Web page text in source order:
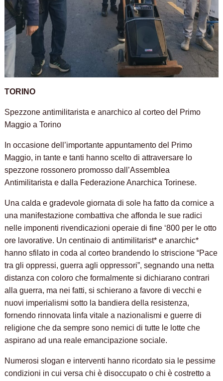
TORINO
Spezzone antimilitarista e anarchico al corteo del Primo
Maggio a Torino
In occasione dell’importante appuntamento del Primo
Maggio, in tante e tanti hanno scelto di attraversare lo
spezzone rossonero promosso dall’Assemblea
Antimilitarista e dalla Federazione Anarchica Torinese.
Una calda e gradevole giornata di sole ha fatto da cornice a
una manifestazione combattiva che affonda le sue radici
nelle imponenti rivendicazioni operaie di fine ‘800 per le otto
ore lavorative. Un centinaio di antimilitarist* e anarchic*
hanno sfilato in coda al corteo brandendo lo striscione “Pace
tra gli oppressi, guerra agli oppressori”, segnando una netta
distanza con coloro che formalmente si dichiarano contrari
alla guerra, ma nei fatti, si schierano a favore di vecchi e
nuovi imperialismi sotto la bandiera della resistenza,
fornendo rinnovata linfa vitale a nazionalismi e guerre di
religione che da sempre sono nemici di tutte le lotte che
aspirano ad una reale emancipazione sociale.
Numerosi slogan e interventi hanno ricordato sia le pessime
condizioni in cui versa chi è disoccupato o chi è costretto a